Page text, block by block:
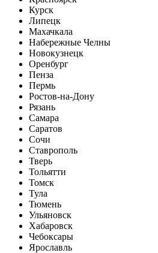
Курск
Липецк
Махачкала
Набережные Челны
Новокузнецк
Оренбург
Пенза
Пермь
Ростов-на-Дону
Рязань
Самара
Саратов
Сочи
Ставрополь
Тверь
Тольятти
Томск
Тула
Тюмень
Ульяновск
Хабаровск
Чебоксары
Ярославль